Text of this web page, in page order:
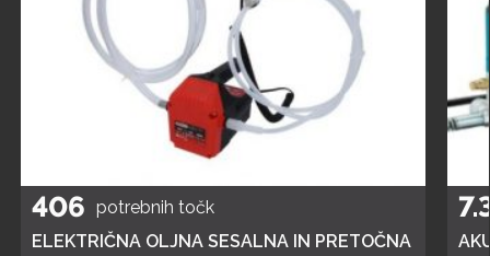
406 potrebnih točk
ELEKTRIČNA OLJNA SESALNA IN PRETOČNA